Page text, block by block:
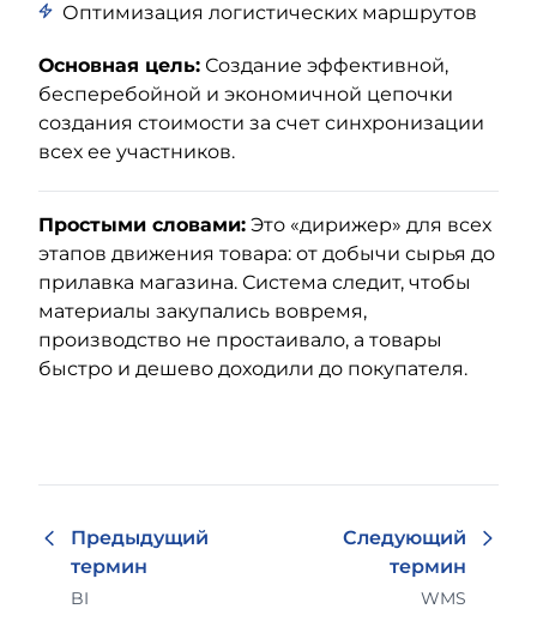
Оптимизация логистических маршрутов
Основная цель: Создание эффективной,
бесперебойной и экономичной цепочки
создания стоимости за счет синхронизации
всех ее участников.
Простыми словами: Это «дирижер» для всех
этапов движения товара: от добычи сырья до
прилавка магазина. Система следит, чтобы
материалы закупались вовремя,
производство не простаивало, а товары
быстро и дешево доходили до покупателя.
Предыдущий
термин
BI
Следующий
термин
WMS